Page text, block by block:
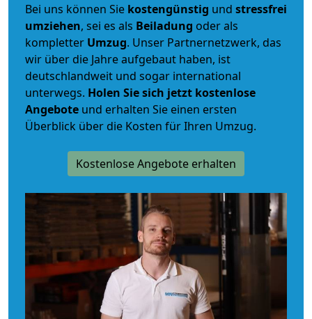
Bei uns können Sie kostengünstig und stressfrei
umziehen, sei es als Beiladung oder als
kompletter Umzug. Unser Partnernetzwerk, das
wir über die Jahre aufgebaut haben, ist
deutschlandweit und sogar international
unterwegs. Holen Sie sich jetzt kostenlose
Angebote und erhalten Sie einen ersten
Überblick über die Kosten für Ihren Umzug.
Kostenlose Angebote erhalten